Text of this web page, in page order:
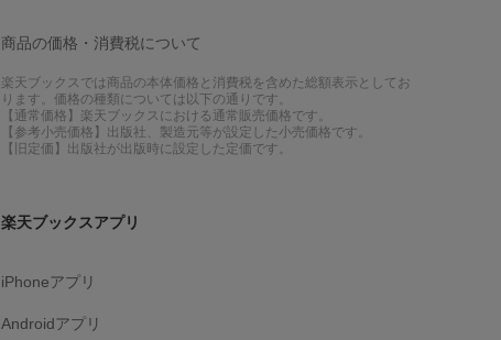
商品の価格・消費税について
楽天ブックスでは商品の本体価格と消費税を含めた総額表示としてお
ります。価格の種類については以下の通りです。
【通常価格】楽天ブックスにおける通常販売価格です。
【参考小売価格】出版社、製造元等が設定した小売価格です。
【旧定価】出版社が出版時に設定した定価です。
楽天ブックスアプリ
iPhoneアプリ
Androidアプリ